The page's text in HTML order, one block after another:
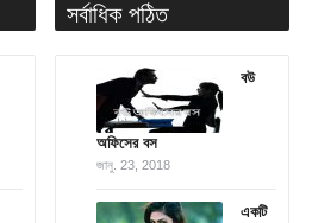
সর্বাধিক পঠিত
বউ
অফিসের বস
জানু. 23, 2018
একটি